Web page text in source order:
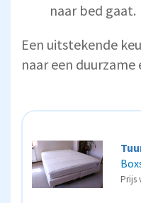
naar bed gaat.
Een uitstekende
naar een
Prijs